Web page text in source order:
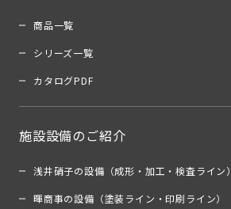
商品一覧
シリーズ一覧
カタログPDF
施設設備のご紹介
浅井硝子の設備（成形・加工・検査ライン）
暉商事の設備（塗装ライン・印刷ライン）